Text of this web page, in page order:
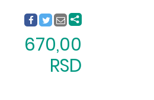
670,00
RSD